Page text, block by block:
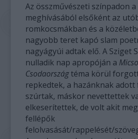
Az összművészeti színpadon
meghívásából elsőként az
romkocsmákban és a
nagyobb teret kapó slam
nagyágyúi adtak elő. A Sziget
nulladik nap apropóján a
Csodaországtéma körül
repkedtek, a hazánknak adott
szúrtak, máskor nevettettek
elkeserítettek, de volt akit
fellépők
felolvasását/rappelését/